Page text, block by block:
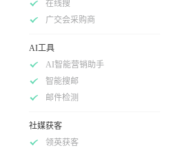
在线搜
广交会采购商
AI工具
AI智能营销助手
智能搜邮
邮件检测
社媒获客
领英获客